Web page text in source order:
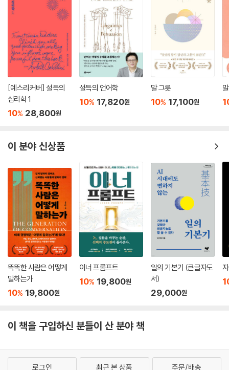
[예스리커버] 설득의
심리학 1
10% 28,800원
설득의 언어학
10% 17,820원
말 그릇
10% 17,100원
이 분야 신상품
똑똑한 사람은 어떻게
말하는가
10% 19,800원
이너 프롬프트
10% 19,800원
일의 기본기 (큰글자도
서)
29,000원
이 책을 구입하신 분들이 산 분야 책
로그인 최근 본 상품 주문/배송